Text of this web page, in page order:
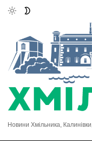
Новини Хмільника,